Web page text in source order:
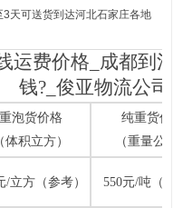
天可送货到达河北石家庄各地
运费价格_成都到
钱?_俊亚物流公司
重泡货价格
（体积立方）
纯重货
（重量公
/立方（参考） 550元/吨（